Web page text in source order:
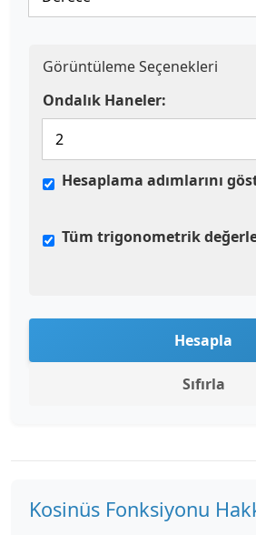
Görüntüleme Seçenekleri
Ondalık Haneler:
Hesaplama adımlarını
Tüm trigonometrik
Hesapla
Sıfırla
Kosinüs Fonksiyonu